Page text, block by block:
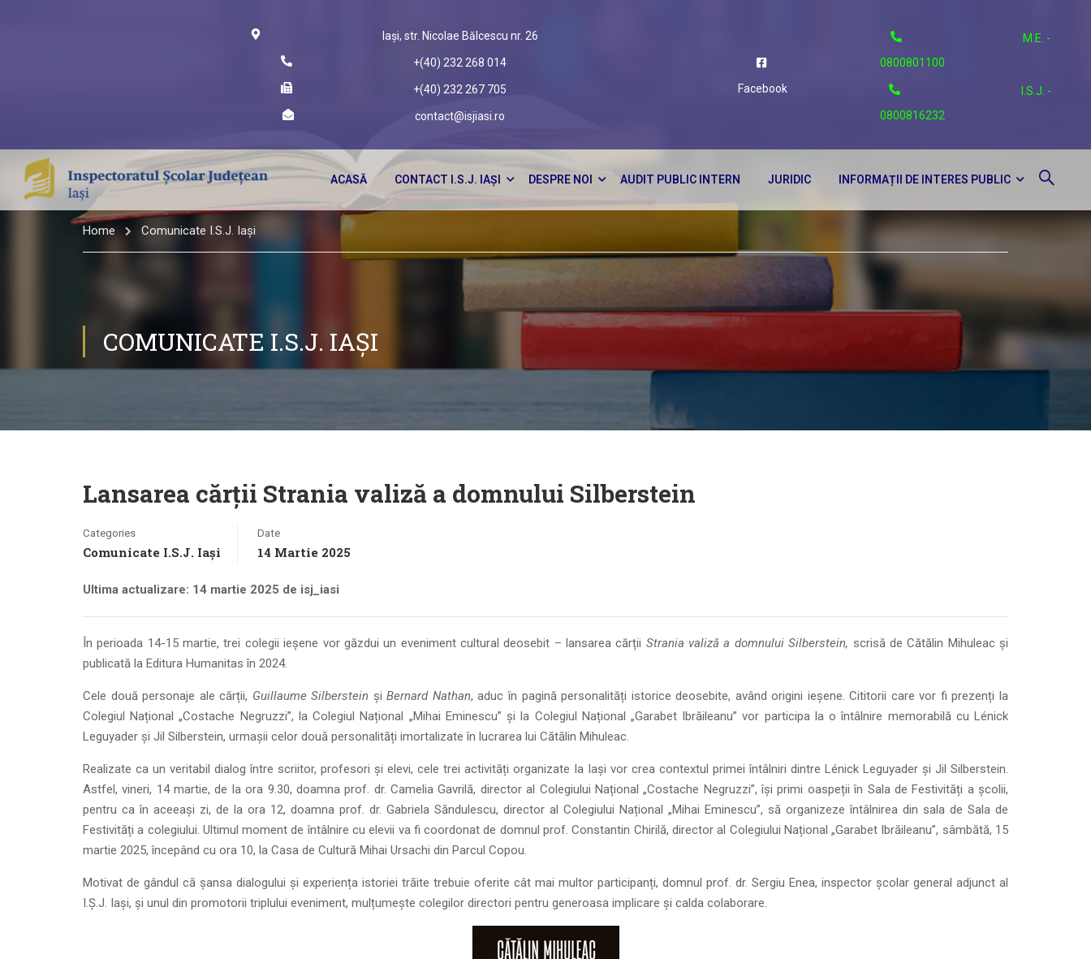
Iași, str. Nicolae Bălcescu nr. 26
+(40) 232 268 014
+(40) 232 267 705
contact@isjiasi.ro
Facebook
M.E. -
0800801100
I.S.J. -
0800816232
ACASĂ CONTACT I.S.J. IAȘI DESPRE NOI AUDIT PUBLIC INTERN JURIDIC INFORMAȚII DE INTERES PUBLIC
Home Comunicate I.S.J. Iași
COMUNICATE I.S.J. IAȘI
Lansarea cărții Strania valiză a domnului Silberstein
Categories
Comunicate I.S.J. Iași
Date
14 Martie 2025
Ultima actualizare: 14 martie 2025 de isj_iasi
În perioada 14-15 martie, trei colegii ieșene vor găzdui un eveniment cultural deosebit – lansarea cărții Strania valiză a domnului Silberstein, scrisă de Cătălin Mihuleac și
publicată la Editura Humanitas în 2024.
Cele două personaje ale cărții, Guillaume Silberstein șiBernard Nathan, aduc în pagină personalități istorice deosebite, având origini ieșene. Cititorii care vor fi prezenți la
Colegiul Național „Costache Negruzzi”, la Colegiul Național „Mihai Eminescu” și la Colegiul Național „Garabet Ibrăileanu” vor participa la o întâlnire memorabilă cu Lénick
Leguyader și Jil Silberstein, urmașii celor două personalități imortalizate în lucrarea lui Cătălin Mihuleac.
Realizate ca un veritabil dialog între scriitor, profesori și elevi, cele trei activități organizate la Iași vor crea contextul primei întâlniri dintre Lénick Leguyader și Jil Silberstein.
Astfel, vineri, 14 martie, de la ora 9.30, doamna prof. dr. Camelia Gavrilă, director al Colegiului Național „Costache Negruzzi”, își primi oaspeții în Sala de Festivități a școlii,
pentru ca în aceeași zi, de la ora 12, doamna prof. dr. Gabriela Săndulescu, director al Colegiului Național „Mihai Eminescu”, să organizeze întâlnirea din sala de Sala de
Festivități a colegiului. Ultimul moment de întâlnire cu elevii va fi coordonat de domnul prof. Constantin Chirilă, director al Colegiului Național „Garabet Ibrăileanu”, sâmbătă, 15
martie 2025, începând cu ora 10, la Casa de Cultură Mihai Ursachi din Parcul Copou.
Motivat de gândul că șansa dialogului și experiența istoriei trăite trebuie oferite cât mai multor participanți, domnul prof. dr. Sergiu Enea, inspector școlar general adjunct al
I.Ș.J. Iași, și unul din promotorii triplului eveniment, mulțumește colegilor directori pentru generoasa implicare și calda colaborare.